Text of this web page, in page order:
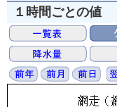
１時間ごとの値